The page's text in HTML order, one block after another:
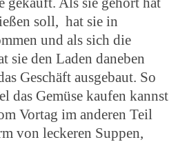
soll, hat sie in
und als sich die
sie den Laden daneben
Geschäft ausgebaut. So
das Gemüse kaufen kannst
Vortag im anderen Teil
von leckeren Suppen,